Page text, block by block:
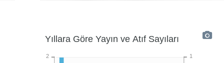
Yıllara Göre Yayın ve Atıf Sayıları
1
2